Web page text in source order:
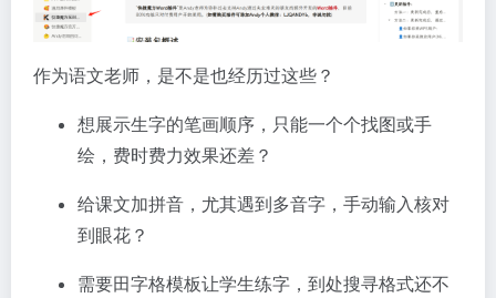
作为语文老师，是不是也经历过这些？
想展示生字的笔画顺序，只能一个个找图或手
绘，费时费力效果还差？
给课文加拼音，尤其遇到多音字，手动输入核对
到眼花？
需要田字格模板让学生练字，到处搜寻格式还不